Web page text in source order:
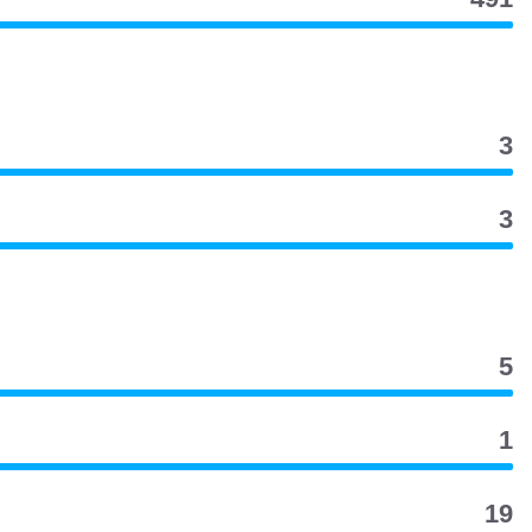
3
3
5
1
19